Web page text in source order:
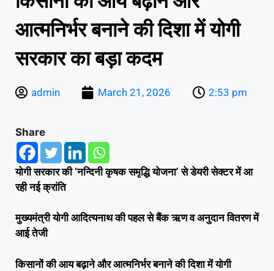
आत्मनिर्भर बनाने की दिशा में योगी
सरकार का बड़ा कदम
admin March 21, 2026 2:53 pm
Share
योगी सरकार की ‘नन्दिनी कृषक समृद्धि योजना’ से डेयरी सेक्टर में आ
रही नई क्रांति
मुख्यमंत्री योगी आदित्यनाथ की पहल से बैंक ऋण व अनुदान वितरण में
आई तेजी
किसानों की आय बढ़ाने और आत्मनिर्भर बनाने की दिशा में योगी